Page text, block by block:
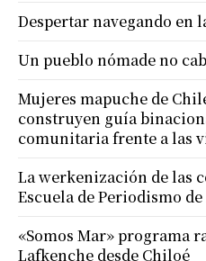
Despertar navegando en
Un pueblo nómade no
Mujeres mapuche de
construyen guía
comunitaria frente a las
La werkenización de las
Escuela de Periodismo
«Somos Mar» programa
Lafkenche desde Chiloé